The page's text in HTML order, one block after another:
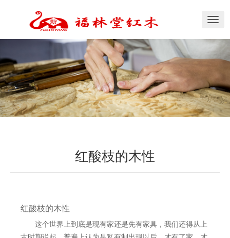
切
导
航
红酸枝的木性
红酸枝的木性
这个世界上到底是现有家还是先有家具，我们还得从上